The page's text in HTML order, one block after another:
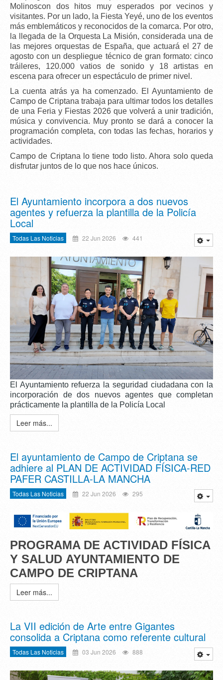
Molinoscon dos hitos muy esperados por vecinos y
visitantes. Por un lado, la Fiesta Yeyé, uno de los eventos
más emblemáticos y reconocidos de la comarca. Por otro,
la llegada de la Orquesta La Misión, considerada una de
las mejores orquestas de España, que actuará el 27 de
agosto con un despliegue técnico de gran formato: cinco
tráileres, 120.000 vatios de sonido y 18 artistas en
escena para ofrecer un espectáculo de primer nivel.
La cuenta atrás ya ha comenzado. El Ayuntamiento de
Campo de Criptana trabaja para ultimar todos los detalles
de una Feria y Fiestas 2026 que volverá a unir tradición,
música y convivencia. Muy pronto se dará a conocer la
programación completa, con todas las fechas, horarios y
actividades.
Campo de Criptana lo tiene todo listo. Ahora solo queda
disfrutar juntos de lo que nos hace únicos.
El Ayuntamiento incorpora a dos nuevos
agentes y refuerza la plantilla de la Policía
Local
Todas Las Noticias 22 Jun 2026 441
El Ayuntamiento refuerza la seguridad ciudadana con la
incorporación de dos nuevos agentes que completan
prácticamente la plantilla de la Policía Local
Leer más...
El ayuntamiento de Campo de Criptana se
adhiere al PLAN DE ACTIVIDAD FÍSICA-RED
PAFER CASTILLA-LA MANCHA
Todas Las Noticias 22 Jun 2026 295
PROGRAMA DE ACTIVIDAD FÍSICA
Y SALUD AYUNTAMIENTO DE
CAMPO DE CRIPTANA
Leer más...
La VII edición de Arte entre Gigantes
consolida a Criptana como referente cultural
Todas Las Noticias 03 Jun 2026 888